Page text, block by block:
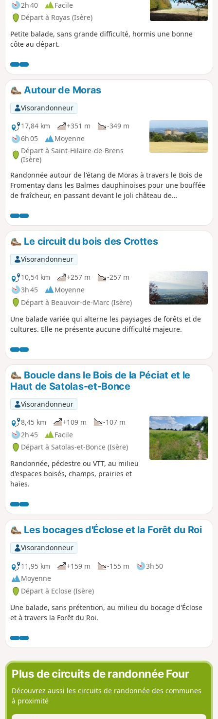
2h 40
Facile
Départ à Royas (Isère)
Petite balade, sans grande difficulté, hormis une bonne
côte au départ.
Autour de Moras
Visorandonneur
17,84 km
+351 m
-349 m
6h 05
Moyenne
Départ à Saint-Hilaire-de-Brens
(Isère)
Randonnée autour de l'étang de Moras à travers le Bois de
Fromentay dans les Balmes dauphinoises pour une bouffée
de fraîcheur, en passant devant le joli château de
Le circuit du bois des Crottes
Visorandonneur
10,54 km
+257 m
-257 m
3h 45
Moyenne
Départ à Beauvoir-de-Marc (Isère)
Une balade variée qui alterne les paysages de forêts et de
cultures. Elle ne présente aucune difficulté majeure.
Boucle dans le Bois de la Péciat et le
Haut de Satolas-et-Bonce
Visorandonneur
8,45 km
+109 m
-107 m
2h 45
Facile
Départ à Satolas-et-Bonce (Isère)
Randonnée, pédestre ou VTT, au milieu
d'espaces boisés, champs, prairies et
haies.
Les bocages d'Éclose et la Forêt du Roi
Visorandonneur
11,95 km
+159 m -155 m
3h 50
Moyenne
Départ à Eclose (Isère)
Une balade, sans prétention, au milieu du bocage d'Éclose
et à travers la Forêt du Roi.
Plus de circuits de randonnée Four
Découvrez aussi les circuits de randonnée des communes
à proximité